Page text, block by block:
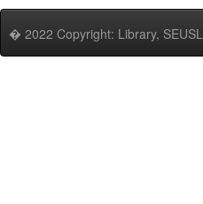
� 2022 Copyright: Library,